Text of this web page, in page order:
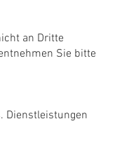
an Dritte
Sie bitte
Dienstleistungen